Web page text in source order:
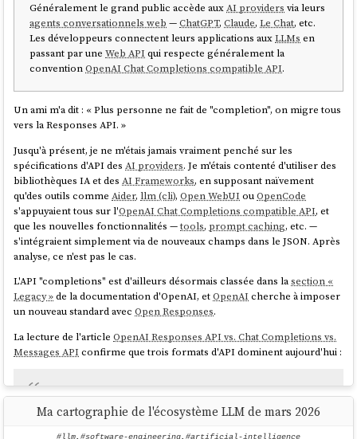
Généralement le grand public accède auxAI providers via leurs
agents conversationnels web —ChatGPT,Claude,Le Chat, etc.
Les développeurs connectent leurs applications auxLLMs en
passant par uneWeb API qui respecte généralement la
conventionOpenAI Chat Completions compatible API.
Un ami m'a dit : « Plus personne ne fait de "completion", on migre tous
vers la Responses API. »
Jusqu'à présent, je ne m'étais jamais vraiment penché sur les
spécifications d'API desAI providers. Je m'étais contenté d'utiliser des
bibliothèques IA et desAI Frameworks, en supposant naïvement
qu'des outils commeAider, llm (cli),Open WebUI ouOpenCode
s'appuyaient tous sur l'OpenAI Chat Completions compatible API, et
que les nouvelles fonctionnalités —tools, prompt caching, etc. —
s'intégraient simplement via de nouveaux champs dans le JSON. Après
analyse, ce n'est pas le cas.
L'API "completions" est d'ailleurs désormais classée dans lasection «
Legacy »de la documentation d'OpenAI, etOpenAI cherche à imposer
un nouveau standard avecOpen Responses.
La lecture de l'articleOpenAI Responses API vs. Chat Completions vs.
Messages API confirme que trois formats d'API dominent aujourd'hui :
Today, three API formats dominate how AI Agents talk to
Ma cartographie de l'écosystème LLM de mars 2026